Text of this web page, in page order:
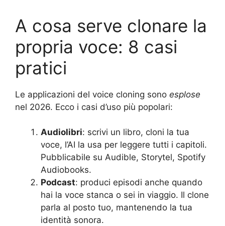
A cosa serve clonare la
propria voce: 8 casi
pratici
Le applicazioni del voice cloning sono esplose
nel 2026. Ecco i casi d’uso più popolari:
Audiolibri: scrivi un libro, cloni la tua
voce, l’AI la usa per leggere tutti i capitoli.
Pubblicabile su Audible, Storytel, Spotify
Audiobooks.
Podcast: produci episodi anche quando
hai la voce stanca o sei in viaggio. Il clone
parla al posto tuo, mantenendo la tua
identità sonora.